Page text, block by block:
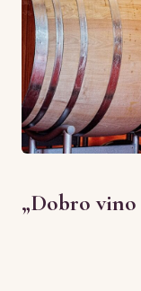
„Dobro